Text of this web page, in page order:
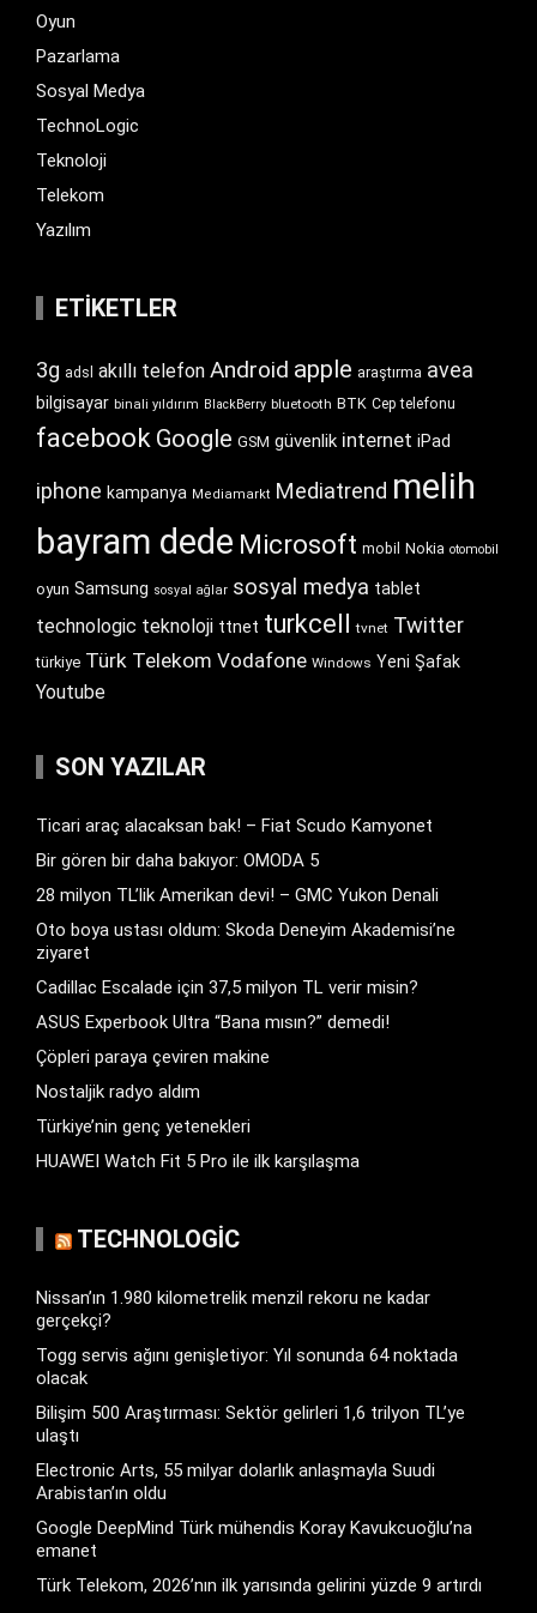
Oyun
Pazarlama
Sosyal Medya
TechnoLogic
Teknoloji
Telekom
Yazılım
ETIKETLER
3g adsl akıllı telefon Android apple araştırma avea
bilgisayar binali yıldırım BlackBerry bluetooth BTK Cep telefonu
facebook Google GSM güvenlik internet iPad
iphone kampanya Mediamarkt Mediatrend melih
bayram dede Microsoft mobil Nokia otomobil
oyun Samsung sosyal ağlar sosyal medya tablet
technologic teknoloji ttnet turkcell tvnet Twitter
türkiye Türk Telekom Vodafone Windows Yeni Şafak
Youtube
SON YAZILAR
Ticari araç alacaksan bak! – Fiat Scudo Kamyonet
Bir gören bir daha bakıyor: OMODA 5
28 milyon TL’lik Amerikan devi! – GMC Yukon Denali
Oto boya ustası oldum: Skoda Deneyim Akademisi’ne
ziyaret
Cadillac Escalade için 37,5 milyon TL verir misin?
ASUS Experbook Ultra “Bana mısın?” demedi!
Çöpleri paraya çeviren makine
Nostaljik radyo aldım
Türkiye’nin genç yetenekleri
HUAWEI Watch Fit 5 Pro ile ilk karşılaşma
TECHNOLOGIC
Nissan’ın 1.980 kilometrelik menzil rekoru ne kadar
gerçekçi?
Togg servis ağını genişletiyor: Yıl sonunda 64 noktada
olacak
Bilişim 500 Araştırması: Sektör gelirleri 1,6 trilyon TL’ye
ulaştı
Electronic Arts, 55 milyar dolarlık anlaşmayla Suudi
Arabistan’ın oldu
Google DeepMind Türk mühendis Koray Kavukcuoğlu’na
emanet
Türk Telekom, 2026’nın ilk yarısında gelirini yüzde 9 artırdı